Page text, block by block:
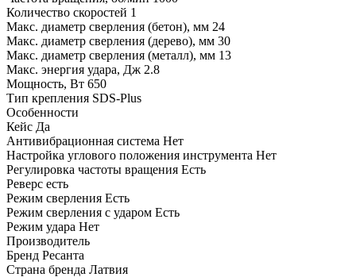
Количество скоростей 1
Макс. диаметр сверления (бетон), мм 24
Макс. диаметр сверления (дерево), мм 30
Макс. диаметр сверления (металл), мм 13
Макс. энергия удара, Дж 2.8
Мощность, Вт 650
Тип крепления SDS-Plus
Особенности
Кейс Да
Антивибрационная система Нет
Настройка углового положения инструмента Нет
Регулировка частоты вращения Есть
Реверс есть
Режим сверления Есть
Режим сверления с ударом Есть
Режим удара Нет
Производитель
Бренд Ресанта
Страна бренда Латвия